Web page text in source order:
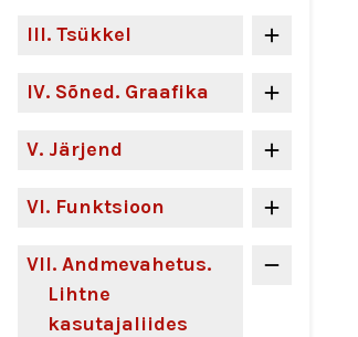
III. Tsükkel
IV. Sõned. Graafika
V. Järjend
VI. Funktsioon
VII. Andmevahetus.
Lihtne
kasutajaliides